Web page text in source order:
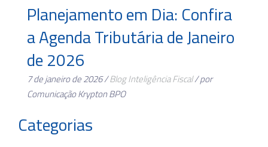
Planejamento em Dia: Confira
a Agenda Tributária de Janeiro
de 2026
7 de janeiro de 2026 /BlogInteligência Fiscal/ por
Comunicação Krypton BPO
Categorias